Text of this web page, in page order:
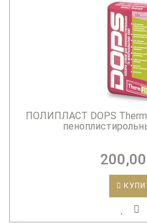
ПОЛИПЛАСТ DOPS